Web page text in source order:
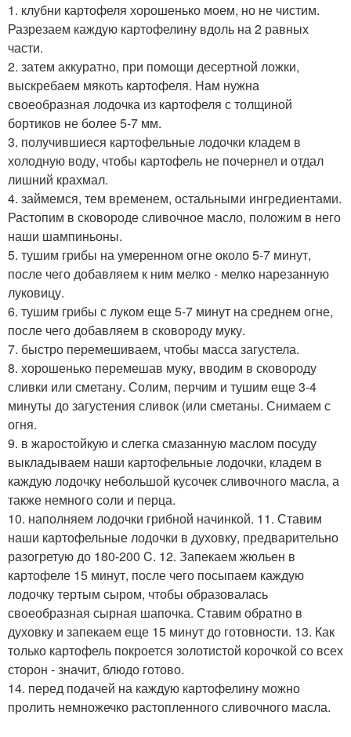
1. клубни картофеля хорошенько моем, но не чистим.
Разрезаем каждую картофелину вдоль на 2 равных
части.
2. затем аккуратно, при помощи десертной ложки,
выскребаем мякоть картофеля. Нам нужна
своеобразная лодочка из картофеля с толщиной
бортиков не более 5-7 мм.
3. получившиеся картофельные лодочки кладем в
холодную воду, чтобы картофель не почернел и отдал
лишний крахмал.
4. займемся, тем временем, остальными ингредиентами.
Растопим в сковороде сливочное масло, положим в него
наши шампиньоны.
5. тушим грибы на умеренном огне около 5-7 минут,
после чего добавляем к ним мелко - мелко нарезанную
луковицу.
6. тушим грибы с луком еще 5-7 минут на среднем огне,
после чего добавляем в сковороду муку.
7. быстро перемешиваем, чтобы масса загустела.
8. хорошенько перемешав муку, вводим в сковороду
сливки или сметану. Солим, перчим и тушим еще 3-4
минуты до загустения сливок (или сметаны. Снимаем с
огня.
9. в жаростойкую и слегка смазанную маслом посуду
выкладываем наши картофельные лодочки, кладем в
каждую лодочку небольшой кусочек сливочного масла, а
также немного соли и перца.
10. наполняем лодочки грибной начинкой. 11. Ставим
наши картофельные лодочки в духовку, предварительно
разогретую до 180-200 C. 12. Запекаем жюльен в
картофеле 15 минут, после чего посыпаем каждую
лодочку тертым сыром, чтобы образовалась
своеобразная сырная шапочка. Ставим обратно в
духовку и запекаем еще 15 минут до готовности. 13. Как
только картофель покроется золотистой корочкой со всех
сторон - значит, блюдо готово.
14. перед подачей на каждую картофелину можно
пролить немножечко растопленного сливочного масла.